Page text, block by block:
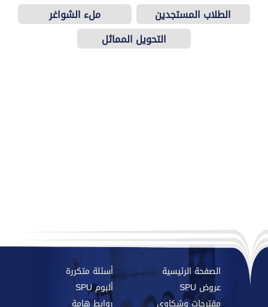
الطلاب المستجدين
ملء الشواغر
التحويل المماثل
الصفحة الرئيسية
أسئلة متكررة
عروض SPU
ألبوم SPU
مقترحات وشكاوي
روابط هامة